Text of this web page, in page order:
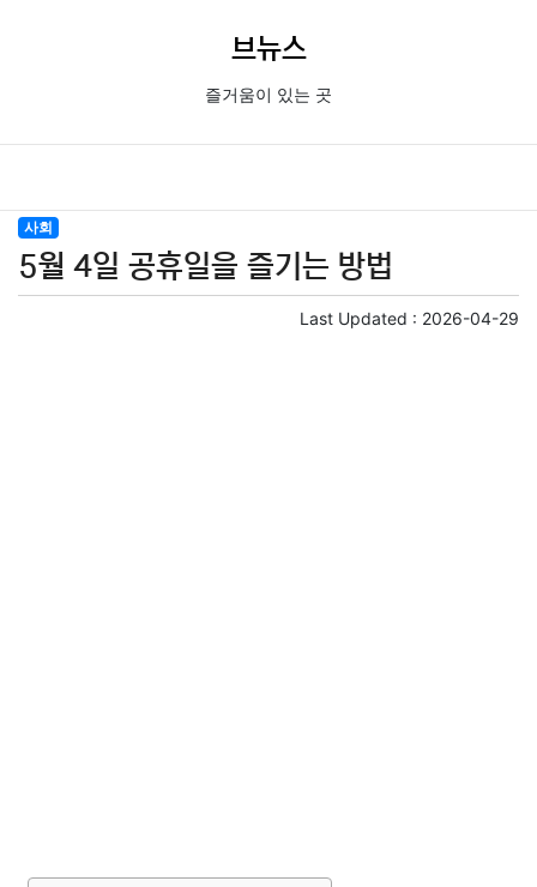
브뉴스
즐거움이 있는 곳
사회
5월 4일 공휴일을 즐기는 방법
Last Updated : 2026-04-29